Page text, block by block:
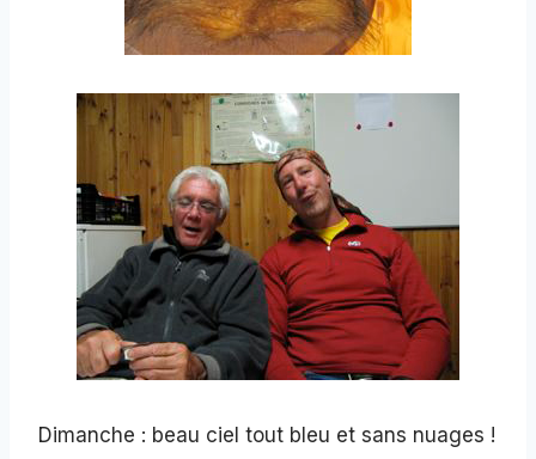
Dimanche : beau ciel tout bleu et sans nuages !